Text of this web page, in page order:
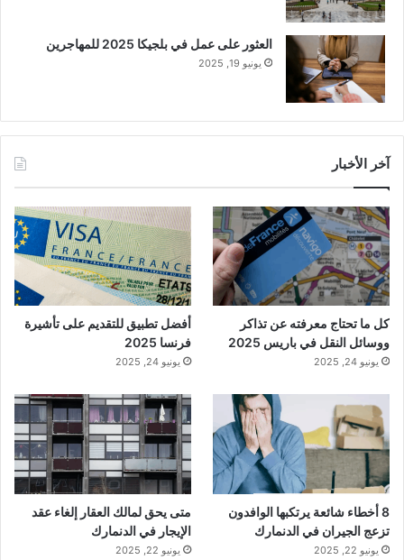
العثور على عمل في بلجيكا 2025 للمهاجرين
يونيو 19, 2025
آخر الأخبار
كل ما تحتاج معرفته عن تذاكر
ووسائل النقل في باريس 2025
يونيو 24, 2025
أفضل تطبيق للتقديم على تأشيرة
فرنسا 2025
يونيو 24, 2025
8 أخطاء شائعة يرتكبها الوافدون
تزعج الجيران في الدنمارك
يونيو 22, 2025
متى يحق لمالك العقار إلغاء عقد
الإيجار في الدنمارك
يونيو 22, 2025